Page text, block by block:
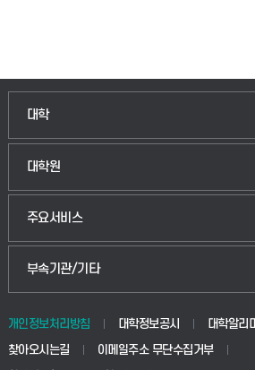
대학
인문융합공공인재학부
법경영학부
생명공학부
대학원
일반대학원
산업대학원
공공정책대학원
교육대학원
주요서비스
입학안내
웹메일
학사시스템(전문학사 및 전공심화)
부속기관/기타
중앙도서관
학생생활관(안성)
개인정보처리방침 대학정보공시 대학알리미
찾아오시는길
이메일주소 무단수집거부